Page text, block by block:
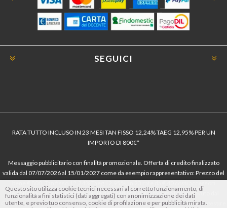
SEGUICI
RATA TUTTO INCLUSO IN 23 MESI TAN FISSO 12,24% TAEG 12,95% PER UN
IMPORTO DI 800€*
Messaggio pubblicitario con finalità promozionale. Offerta di credito finalizzato
valida dal 07/07/2026 al 15/01/2027 come da esempio rappresentativo: Prezzo del
dell’offerta azzerati. Importo totale del credito € 800. Importo totale dovuto dal
Consumatore € 920. Decorrenza media della prima rata a 90 giorni. Al fine di gestire
Questo sito utilizza cookie tecnici necessari al corretto funzionamento, di
funzionalità a fini statistici (dati aggregati) con anonimizzazione dei dati
utente, e previo tuo consenso, cookie di profilazione e per pubblicità mirata.